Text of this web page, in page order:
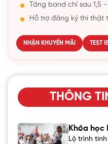
Tăng band chỉ sau 1,5
Hỗ trợ đăng ký thi thật
NHẬN KHUYẾN MÃI TEST
THÔNG
Khóa học
Lộ trình